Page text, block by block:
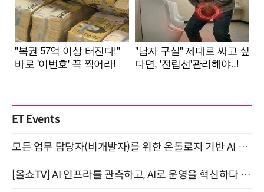
ET Events
모든 업무 담당자(비개발자)를 위한 온톨로지 기반 AI 지식체계 설계 1-day 워크숍 8월 20일 개최
[올쇼TV] AI 인프라를 관측하고, AI로 운영을 혁신하다 (8월 11일 생방송)